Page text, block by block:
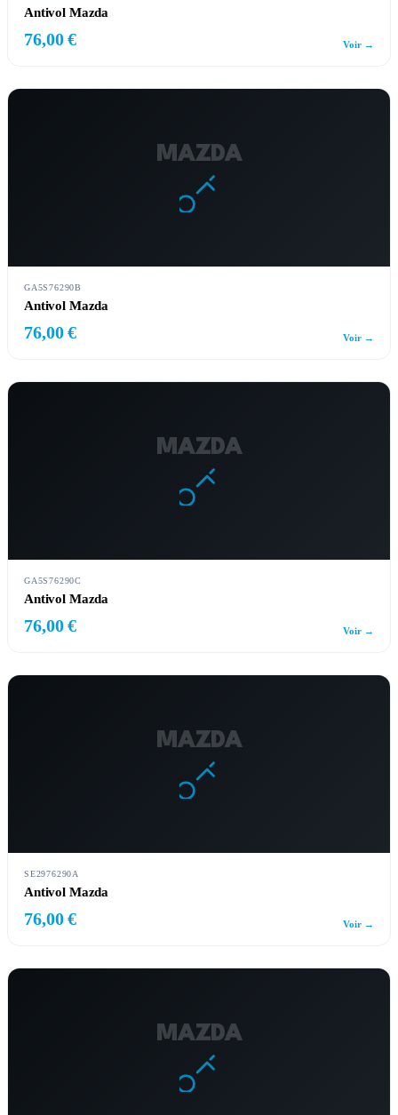
Antivol Mazda
76,00 € Voir →
MAZDA
GA5S76290B
Antivol Mazda
76,00 € Voir →
MAZDA
GA5S76290C
Antivol Mazda
76,00 € Voir →
MAZDA
SE2976290A
Antivol Mazda
76,00 € Voir →
MAZDA